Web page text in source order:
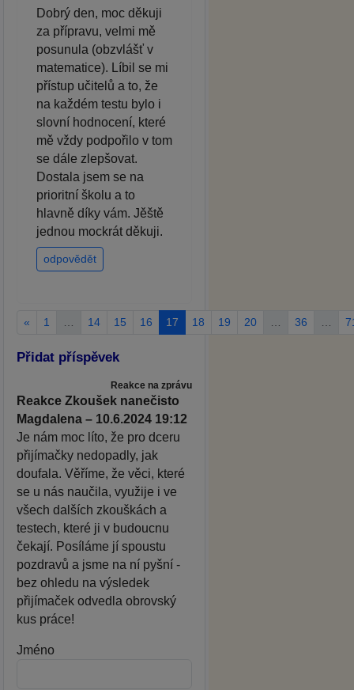
Dobrý den, moc děkuji
za přípravu, velmi mě
posunula (obzvlášť v
matematice). Líbil se mi
přístup učitelů a to, že
na každém testu bylo i
slovní hodnocení, které
mě vždy podpořilo v tom
se dále zlepšovat.
Dostala jsem se na
prioritní školu a to
hlavně díky vám. Jěště
jednou mockrát děkuji.
odpovědět
« 1 14 15 16 17 18 19 20 36
Přidat příspěvek
Reakce na zprávu
Reakce Zkoušek nanečisto
Magdalena – 10.6.2024 19:12
Je nám moc líto, že pro dceru
přijímačky nedopadly, jak
doufala. Věříme, že věci, které
se u nás naučila, využije i ve
všech dalších zkouškách a
testech, které ji v budoucnu
čekají. Posíláme jí spoustu
pozdravů a jsme na ní pyšní -
bez ohledu na výsledek
přijímaček odvedla obrovský
kus práce!
Jméno